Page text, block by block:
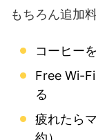
もちろん追加
コーヒー
Free Wi-
る
疲れたら